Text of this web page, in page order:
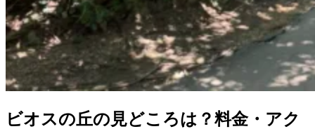
ビオスの丘の見どころは？料金・アク